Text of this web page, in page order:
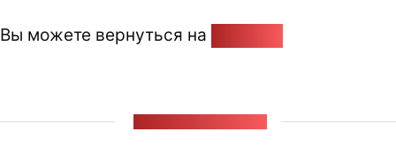
Вы можете вернуться на